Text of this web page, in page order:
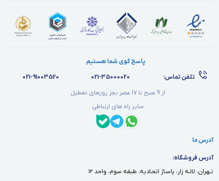
پاسخ گوی شما هستیم
تلفن تماس:
021-35000020
021-91003520
از 9 صبح تا 17 عصر بجز روزهای تعطیل
سایر راه های ارتباطی
آدرس ما
آدرس فروشگاه:
تـهران، لالـه زار، پاسـاژ اتحـاديه، طبقه سوم، واحد ١٢